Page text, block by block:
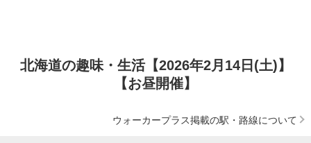
北海道の趣味・生活【2026年2月14日(土)】
【お昼開催】
ウォーカープラス掲載の駅・路線について